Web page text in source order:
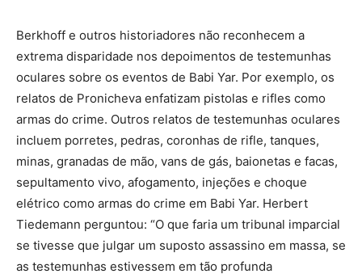
Berkhoff e outros historiadores não reconhecem a
extrema disparidade nos depoimentos de testemunhas
oculares sobre os eventos de Babi Yar. Por exemplo, os
relatos de Pronicheva enfatizam pistolas e rifles como
armas do crime. Outros relatos de testemunhas oculares
incluem porretes, pedras, coronhas de rifle, tanques,
minas, granadas de mão, vans de gás, baionetas e facas,
sepultamento vivo, afogamento, injeções e choque
elétrico como armas do crime em Babi Yar. Herbert
Tiedemann perguntou: “O que faria um tribunal imparcial
se tivesse que julgar um suposto assassino em massa, se
as testemunhas estivessem em tão profunda